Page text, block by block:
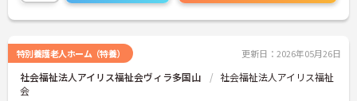
特別養護老人ホーム（特養） 更新日：2026年05月26日
社会福祉法人アイリス福祉会ヴィラ多国山
社会福祉法人アイリス福祉
会